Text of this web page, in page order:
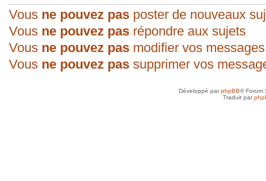
Vous ne pouvez pas poster de nouveaux
Vous ne pouvez pas répondre aux sujets
Vous ne pouvez pas modifier vos messages
Vous ne pouvez pas supprimer vos
Développé parphpBB® Forum
Traduit par